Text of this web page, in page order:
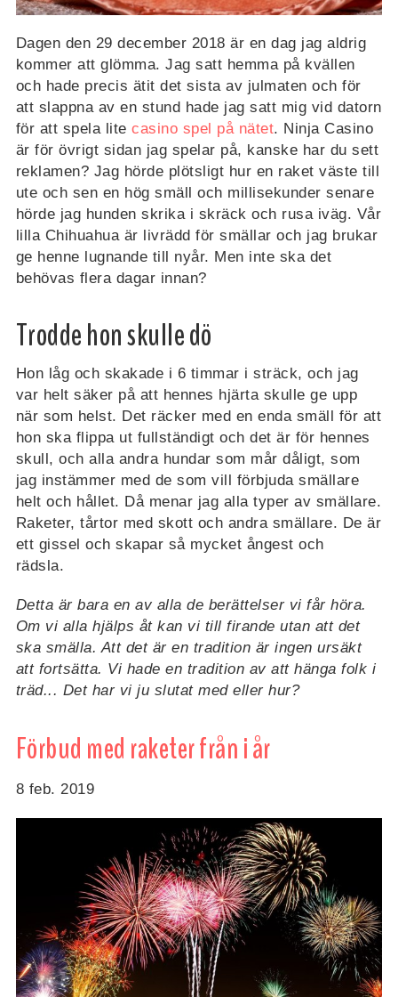
Dagen den 29 december 2018 är en dag jag aldrig
kommer att glömma. Jag satt hemma på kvällen
och hade precis ätit det sista av julmaten och för
att slappna av en stund hade jag satt mig vid datorn
för att spela litecasino spel på nätet. Ninja Casino
är för övrigt sidan jag spelar på, kanske har du sett
reklamen? Jag hörde plötsligt hur en raket väste till
ute och sen en hög smäll och millisekunder senare
hörde jag hunden skrika i skräck och rusa iväg. Vår
lilla Chihuahua är livrädd för smällar och jag brukar
ge henne lugnande till nyår. Men inte ska det
behövas flera dagar innan?
Trodde hon skulle dö
Hon låg och skakade i 6 timmar i sträck, och jag
var helt säker på att hennes hjärta skulle ge upp
när som helst. Det räcker med en enda smäll för att
hon ska flippa ut fullständigt och det är för hennes
skull, och alla andra hundar som mår dåligt, som
jag instämmer med de som vill förbjuda smällare
helt och hållet. Då menar jag alla typer av smällare.
Raketer, tårtor med skott och andra smällare. De är
ett gissel och skapar så mycket ångest och
rädsla.
Detta är bara en av alla de berättelser vi får höra.
Om vi alla hjälps åt kan vi till firande utan att det
ska smälla. Att det är en tradition är ingen ursäkt
att fortsätta. Vi hade en tradition av att hänga folk i
träd... Det har vi ju slutat med eller hur?
Förbud med raketer från i år
8 feb. 2019